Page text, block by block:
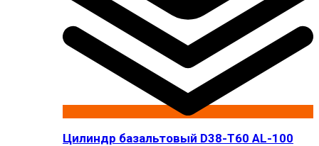
Цилиндр базальтовый D38-T60 AL-100